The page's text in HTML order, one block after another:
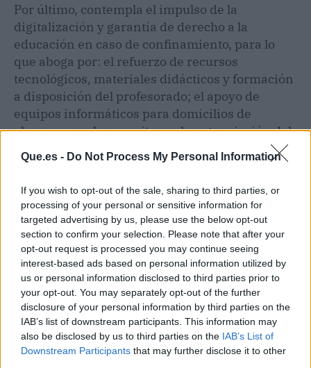
Que.es - Do Not Process My Personal Information
If you wish to opt-out of the sale, sharing to third parties, or
processing of your personal or sensitive information for
targeted advertising by us, please use the below opt-out
section to confirm your selection. Please note that after your
opt-out request is processed you may continue seeing
interest-based ads based on personal information utilized by
us or personal information disclosed to third parties prior to
your opt-out. You may separately opt-out of the further
disclosure of your personal information by third parties on the
IAB’s list of downstream participants. This information may
also be disclosed by us to third parties on the IAB’s List of
Downstream Participants that may further disclose it to other
Por último, contempla el impulso de la
digitalización y garantía de derecho a la
educación en caso de confinamiento, para lo
que aboga por: el refuerzo de recursos
tecnológicos, materiales didácticos y formación
a disposición del profesorado; el apoyo de
equipos informáticos para domicilios de
alumnos que lo necesiten; y la potenciación del
Instituto Nacional de Tecnologías Educativas y
de Formación del Profesorado (INTEF) como
plataforma para la formación de docentes y
materiales educativos para alumnos.
Sánchez y Casado
tienen pendiente de
renovar media docena
de instituciones,
incluyendo CGPJ, TC,
RTVE y el Defensor
Artículo siguiente
Igualdad reunirá en
próximos días a las
CC.AA para hablar sobre
prostíbulos, violencia de
género o conciliación